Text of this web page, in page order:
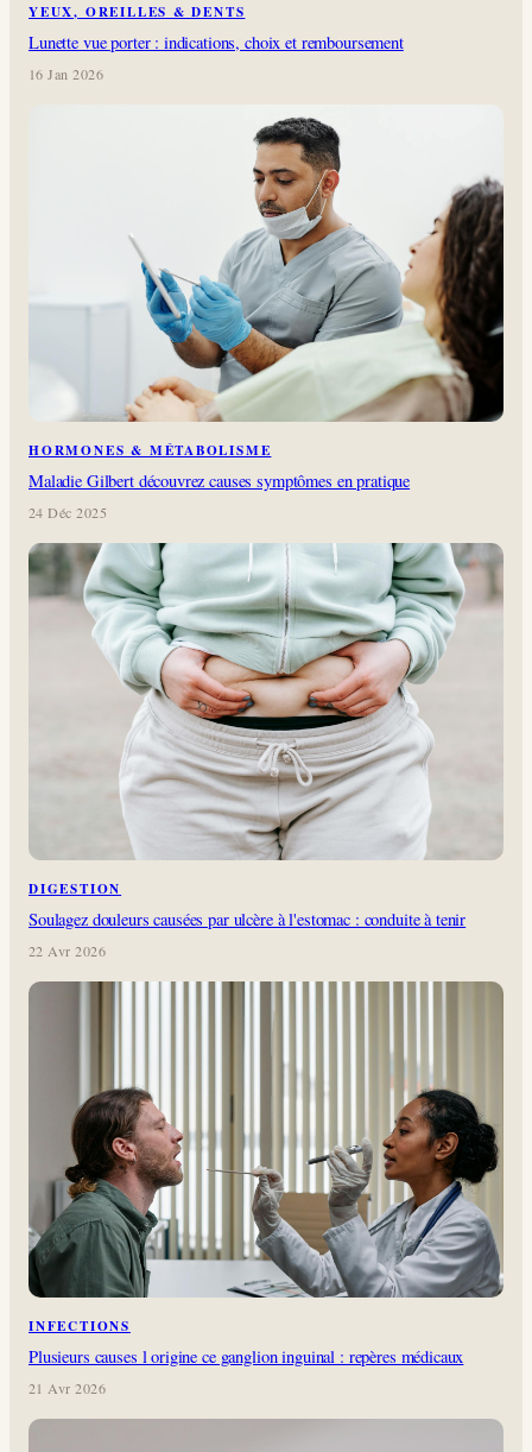
YEUX, OREILLES & DENTS
Lunette vue porter : indications, choix et remboursement
16 Jan 2026
HORMONES & MÉTABOLISME
Maladie Gilbert découvrez causes symptômes en pratique
24 Déc 2025
DIGESTION
Soulagez douleurs causées par ulcère à l'estomac : conduite à tenir
22 Avr 2026
INFECTIONS
Plusieurs causes l origine ce ganglion inguinal : repères médicaux
21 Avr 2026